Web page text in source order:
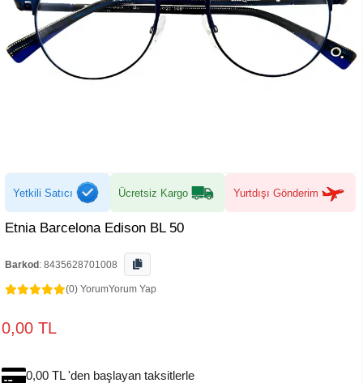
Yetkili Satıcı Ücretsiz Kargo Yurtdışı Gönderim
Etnia Barcelona Edison BL 50
Barkod : 8435628701008
(0) YorumYorum Yap
0,00 TL
0,00 TL 'den başlayan taksitlerle